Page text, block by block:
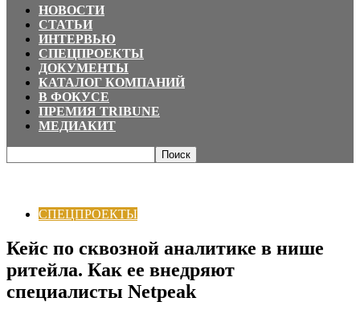
НОВОСТИ
СТАТЬИ
ИНТЕРВЬЮ
СПЕЦПРОЕКТЫ
ДОКУМЕНТЫ
КАТАЛОГ КОМПАНИЙ
В ФОКУСЕ
ПРЕМИЯ TRIBUNE
МЕДИАКИТ
СПЕЦПРОЕКТЫ
Кейс по сквозной аналитике в нише
ритейла. Как ее внедряют
специалисты Netpeak